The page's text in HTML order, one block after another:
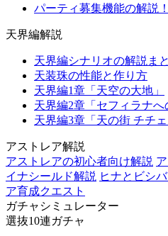
パーティ募集機能の解説！
天界編解説
天界編シナリオの解説ま
天装珠の性能と作り方
天界編1章「天空の大地」
天界編2章「セフィラナへ
天界編3章「天の街 チチェ
アストレア解説
アストレアの初心者向け解説
イナシールド解説 ヒナとビシ
ア育成クエスト
ガチャシミュレーター
選抜10連ガチャ